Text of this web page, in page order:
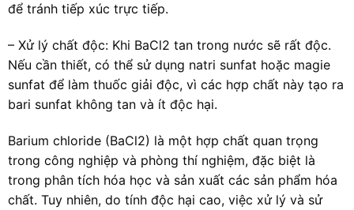
để tránh tiếp xúc trực tiếp.
– Xử lý chất độc: Khi BaCl2 tan trong nước sẽ rất độc.
Nếu cần thiết, có thể sử dụng natri sunfat hoặc magie
sunfat để làm thuốc giải độc, vì các hợp chất này tạo ra
bari sunfat không tan và ít độc hại.
Barium chloride (BaCl2) là một hợp chất quan trọng
trong công nghiệp và phòng thí nghiệm, đặc biệt là
trong phân tích hóa học và sản xuất các sản phẩm hóa
chất. Tuy nhiên, do tính độc hại cao, việc xử lý và sử